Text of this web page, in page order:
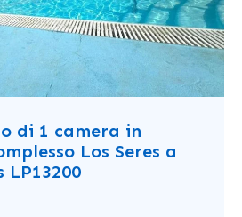
di 1 camera in
Los Seres a
LP13200